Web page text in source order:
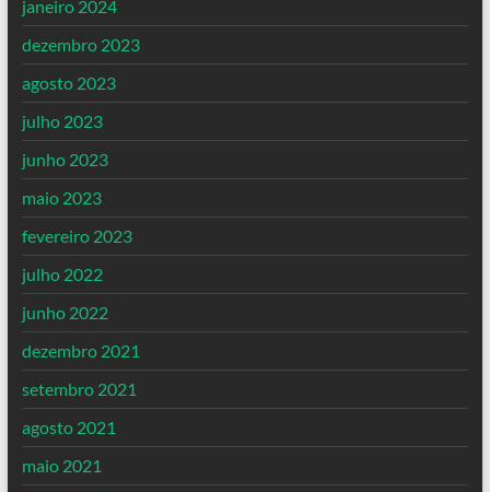
janeiro 2024
dezembro 2023
agosto 2023
julho 2023
junho 2023
maio 2023
fevereiro 2023
julho 2022
junho 2022
dezembro 2021
setembro 2021
agosto 2021
maio 2021